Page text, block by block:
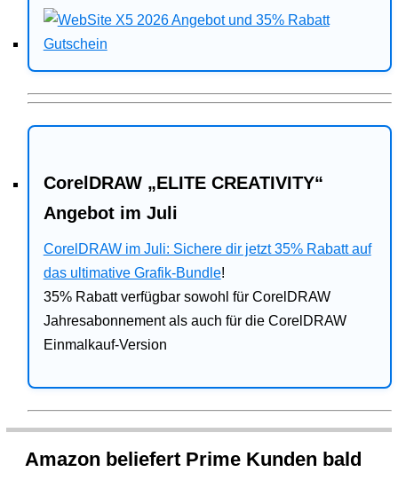
CorelDRAW „ELITE CREATIVITY“
Angebot im Juli
CorelDRAW im Juli: Sichere dir jetzt 35% Rabatt auf
das ultimative Grafik-Bundle!
35% Rabatt verfügbar sowohl für CorelDRAW
Jahresabonnement als auch für die CorelDRAW
Einmalkauf-Version
Amazon beliefert Prime Kunden bald